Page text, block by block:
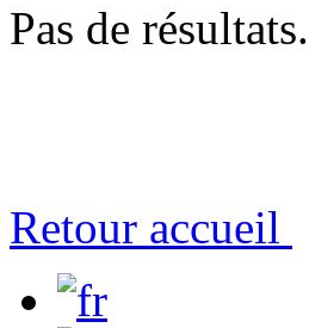
Pas de résultats.
Retour accueil